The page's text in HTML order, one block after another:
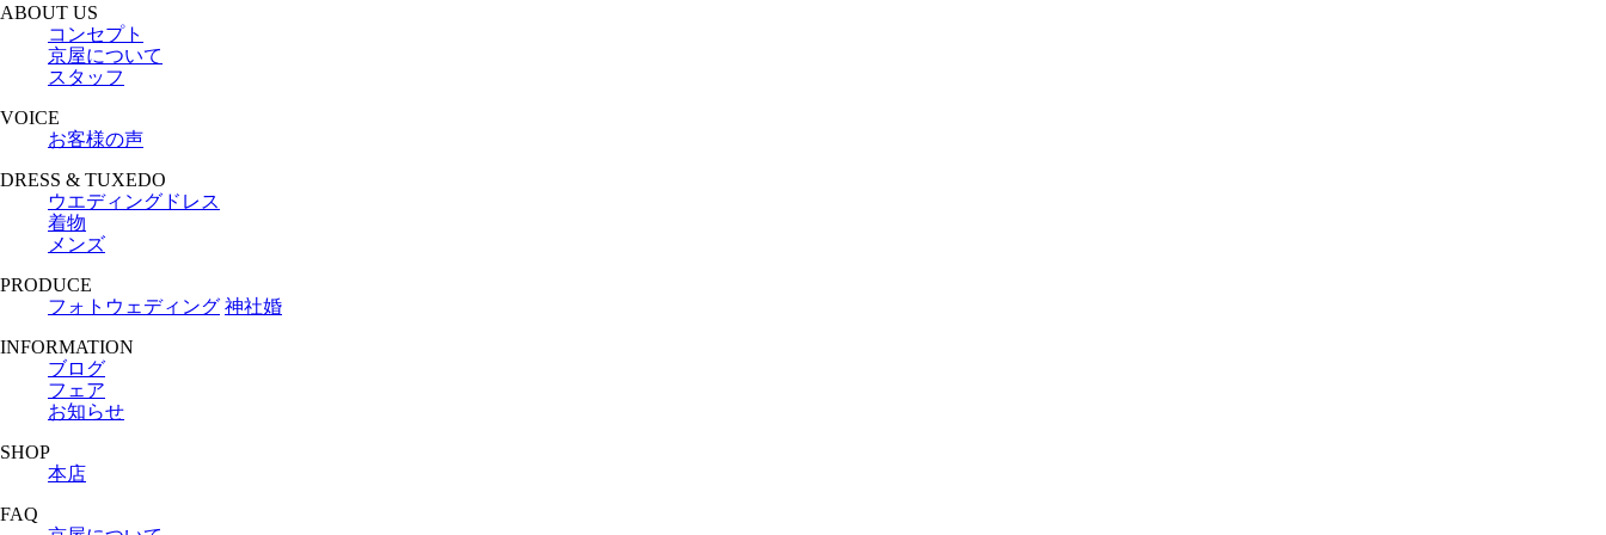
ABOUT US
コンセプト
京屋について
スタッフ
VOICE
お客様の声
DRESS & TUXEDO
ウエディングドレス
着物
メンズ
PRODUCE
フォトウェディング 神社婚
INFORMATION
ブログ
フェア
お知らせ
SHOP
本店
FAQ